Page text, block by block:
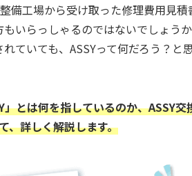
備工場から受け取った修理費用見積
いらっしゃるのではないでしょう
ていても、ASSYって何だろう？と
とは何を指しているのか、ASSY交
、詳しく解説します。